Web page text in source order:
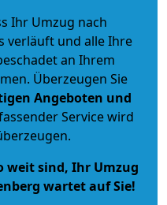
Ihr Umzug nach
verläuft und alle Ihre
an Ihrem
Überzeugen Sie
Angeboten und
Service wird
weit sind, Ihr Umzug
wartet auf Sie!